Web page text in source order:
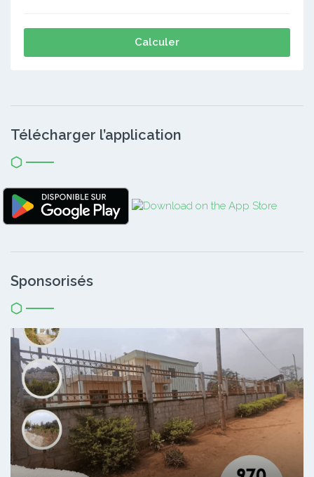
Calculer
Télécharger l’application
Sponsorisés